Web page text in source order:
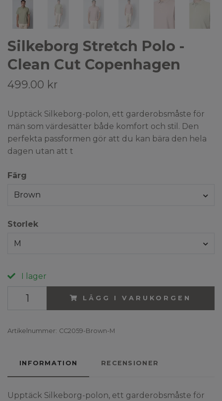
Silkeborg Stretch Polo -
Clean Cut Copenhagen
499.00 kr
Upptäck Silkeborg-polon, ett garderobsmåste för
män som värdesätter både komfort och stil. Den
perfekta passformen gör att du kan bära den hela
dagen utan att t
Färg
Brown
Storlek
M
I lager
LÄGG I VARUKORGEN
Artikelnummer: CC2059-Brown-M
INFORMATION RECENSIONER
Upptäck Silkeborg-polon, ett garderobsmåste för